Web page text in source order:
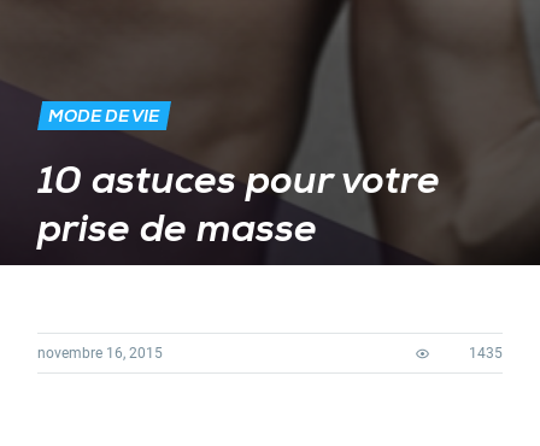
MODE DE VIE
10 astuces pour votre
prise de masse
novembre 16, 2015 1435